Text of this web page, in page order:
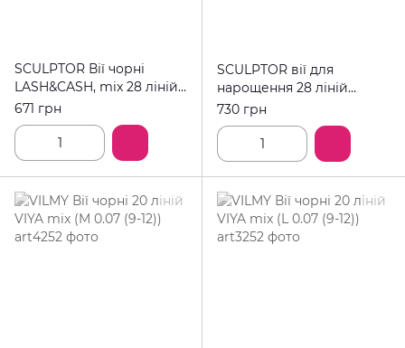
SCULPTOR Вії чорні
LASH&CASH, mix 28 ліній,
C/0,07/7-13
671 грн
SCULPTOR вії для
нарощення 28 ліній
розмір М
730 грн